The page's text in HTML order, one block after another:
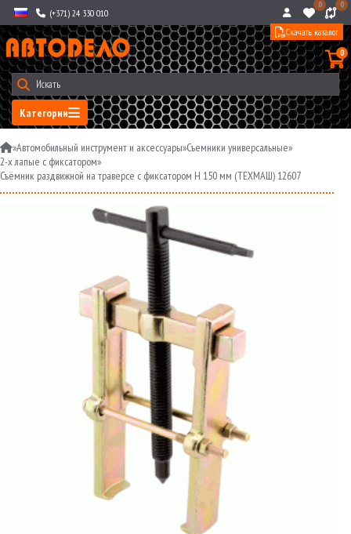
(+371) 24 330 010
0 0
Категории
0
Скачать каталог
»Автомобильный инструмент и аксессуары»Съемники универсальные»
2-х лапые с фиксатором»
Съёмник раздвижной на траверсе с фиксатором H 150 мм (ТЕХМАШ) 12607